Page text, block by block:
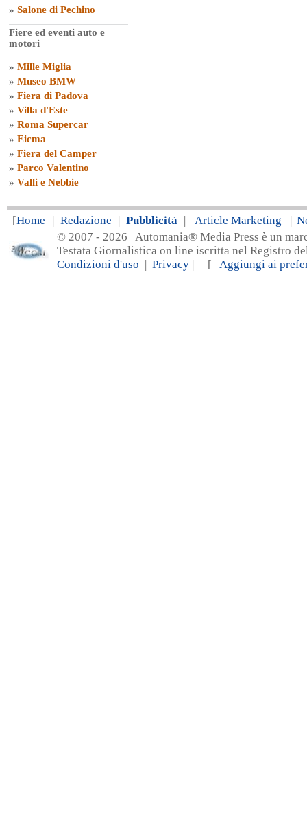
» Salone di Pechino
Fiere ed eventi auto e
motori
» Mille Miglia
» Museo BMW
» Fiera di Padova
» Villa d'Este
» Roma Supercar
» Eicma
» Fiera del Camper
» Parco Valentino
» Valli e Nebbie
[Home | Redazione | Pubblicità | Article Marketing |
© 2007 - 2026 Automania® Media Press è un
Testata Giornalistica on line iscritta nel Registro
Condizioni d'uso | Privacy | [ Aggiungi ai